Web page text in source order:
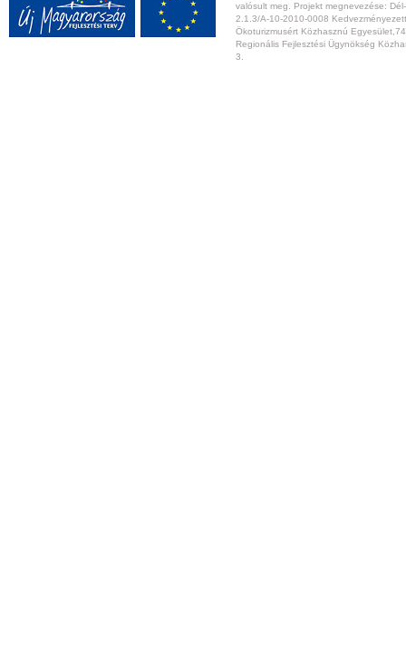
valósult meg. Projekt megnevezése:
2.1.3/A-10-2010-0008
Ökoturizmusért Közhasznú
Regionális Fejlesztési Ügynökség
3.